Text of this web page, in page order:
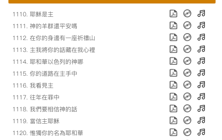
1110. 耶穌是主
1111. 神的羊群還平安嗎
1112. 在你的身邊有一座祈禱山
1113. 主我將你的話藏在我心裡
1114. 耶和華以色列的神哪
1115. 你的道路在主手中
1116. 我看見主
1117. 往年在罪中
1118. 我們要相信神的話
1119. 當信主耶穌
1120. 惟獨你的名為耶和華